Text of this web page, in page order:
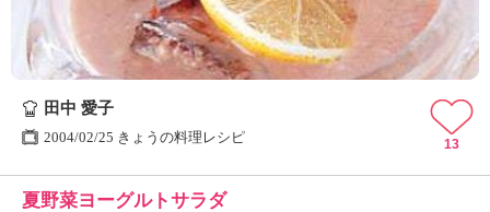
田中 愛子
2004/02/25 きょうの料理レシピ 13
夏野菜ヨーグルトサラダ